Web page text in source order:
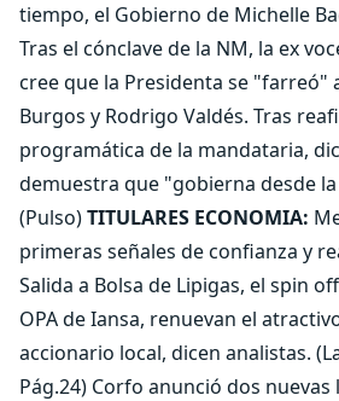
tiempo, el Gobierno de Michelle
Tras el cónclave de la NM, la ex
cree que la Presidenta se "farreó"
Burgos y Rodrigo Valdés. Tras
programática de la mandataria,
demuestra que "gobierna desde
(Pulso)TITULARES ECONOMIA:
primeras señales de confianza y
Salida a Bolsa de Lipigas, el spin
OPA de Iansa, renuevan el
accionario local, dicen analistas.
Pág.24) Corfo anunció dos nuevas